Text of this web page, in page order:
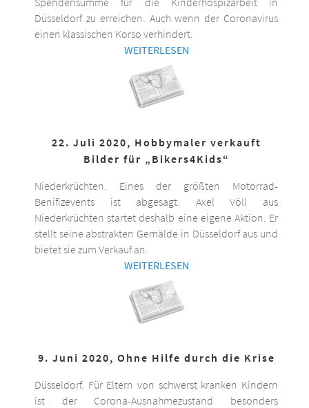
Düsseldorf zu erreichen. Auch wenn der Coronavirus
einen klassischen Korso verhindert.
WEITERLESEN
22. Juli 2020, Hobbymaler verkauft
Bilder für „Bikers4Kids“
Niederkrüchten. Eines der größten Motorrad-
Benifizevents ist abgesagt. Axel Völl aus
Niederkrüchten startet deshalb eine eigene Aktion. Er
stellt seine abstrakten Gemälde in Düsseldorf aus und
bietet sie zum Verkauf an.
WEITERLESEN
9. Juni 2020, Ohne Hilfe durch die Krise
Düsseldorf. Für Eltern von schwerst kranken Kindern
ist der Corona-Ausnahmezustand besonders